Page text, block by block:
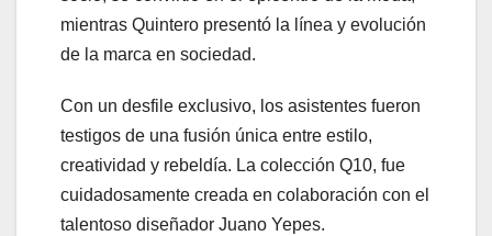
mientras Quintero presentó la línea y evolución
de la marca en sociedad.
Con un desfile exclusivo, los asistentes fueron
testigos de una fusión única entre estilo,
creatividad y rebeldía. La colección Q10, fue
cuidadosamente creada en colaboración con el
talentoso diseñador Juano Yepes.